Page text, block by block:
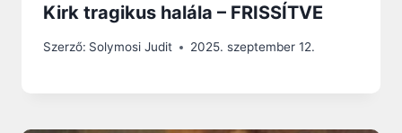
Kirk tragikus halála – FRISSÍTVE
Szerző: Solymosi Judit 2025. szeptember 12.